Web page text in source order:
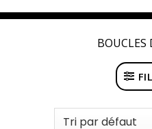
BOUCLES